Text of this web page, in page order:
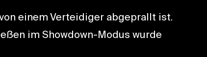
einem Verteidiger abgeprallt ist.
im Showdown-Modus wurde